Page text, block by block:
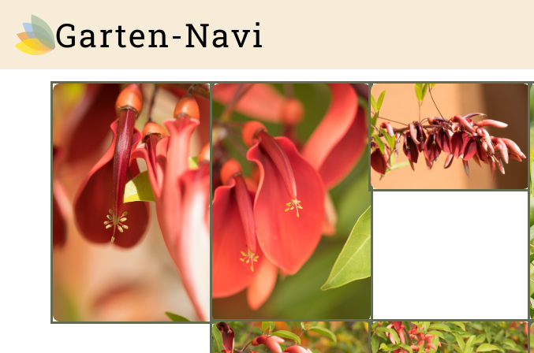
Garten-Navi